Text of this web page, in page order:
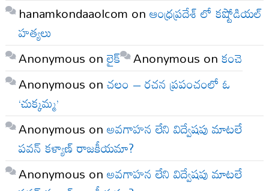
hanamkondaaolcom onఆంధ్రప్రదేశ్ లో కష్టోడియల్
హత్యలు
Anonymous onలైక్ Anonymous onకంచె
Anonymous onచలం – రచన ప్రపంచంలో ఓ
‘చుక్కమ్మ’
Anonymous onఅవగాహన లేని విద్వేషపు మాటలే
పవన్ కళ్యాణ్ రాజకీయమా?
Anonymous onఅవగాహన లేని విద్వేషపు మాటలే